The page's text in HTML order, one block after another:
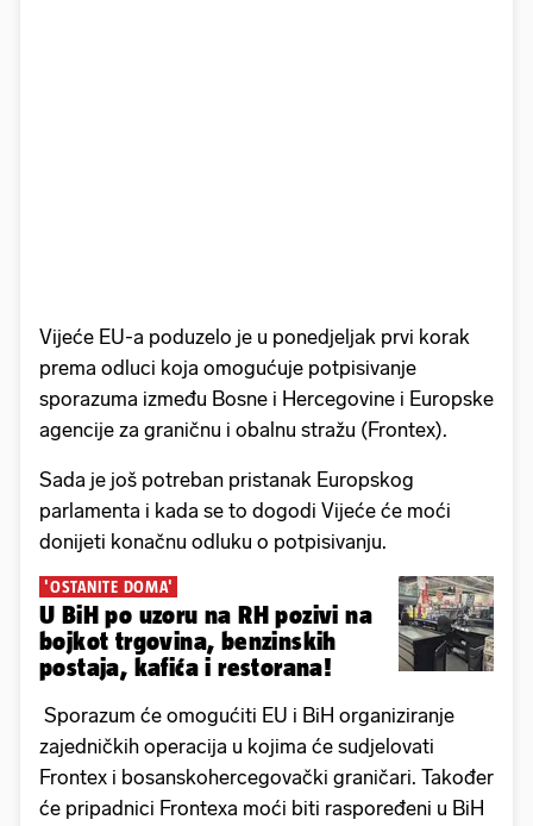
Vijeće EU-a poduzelo je u ponedjeljak prvi korak
prema odluci koja omogućuje potpisivanje
sporazuma između Bosne i Hercegovine i Europske
agencije za graničnu i obalnu stražu (Frontex).
Sada je još potreban pristanak Europskog
parlamenta i kada se to dogodi Vijeće će moći
donijeti konačnu odluku o potpisivanju.
'OSTANITE DOMA'
U BiH po uzoru na RH pozivi na
bojkot trgovina, benzinskih
postaja, kafića i restorana!
Sporazum će omogućiti EU i BiH organiziranje
zajedničkih operacija u kojima će sudjelovati
Frontex i bosanskohercegovački graničari. Također
će pripadnici Frontexa moći biti raspoređeni u BiH